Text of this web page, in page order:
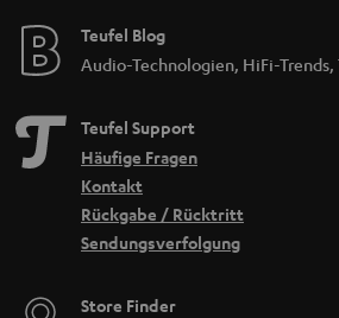
Teufel Blog
Audio-Technologien, HiFi-Trends,
Teufel Support
Häufige Fragen
Kontakt
Rückgabe / Rücktritt
Sendungsverfolgung
Store Finder